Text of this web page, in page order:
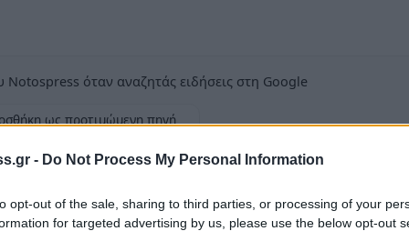
- Do Not Process My Personal Information
opt-out of the sale, sharing to third parties, or processing of your
for targeted advertising by us, please use the below opt-out
όταν αναζητάς ειδήσεις στη Google
ως προτιμώμενη πηγή